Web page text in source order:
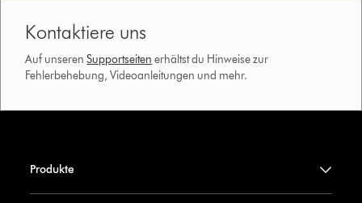
Kontaktiere uns
Auf unserenSupportseiten erhältst du Hinweise zur
Fehlerbehebung, Videoanleitungen und mehr.
Produkte